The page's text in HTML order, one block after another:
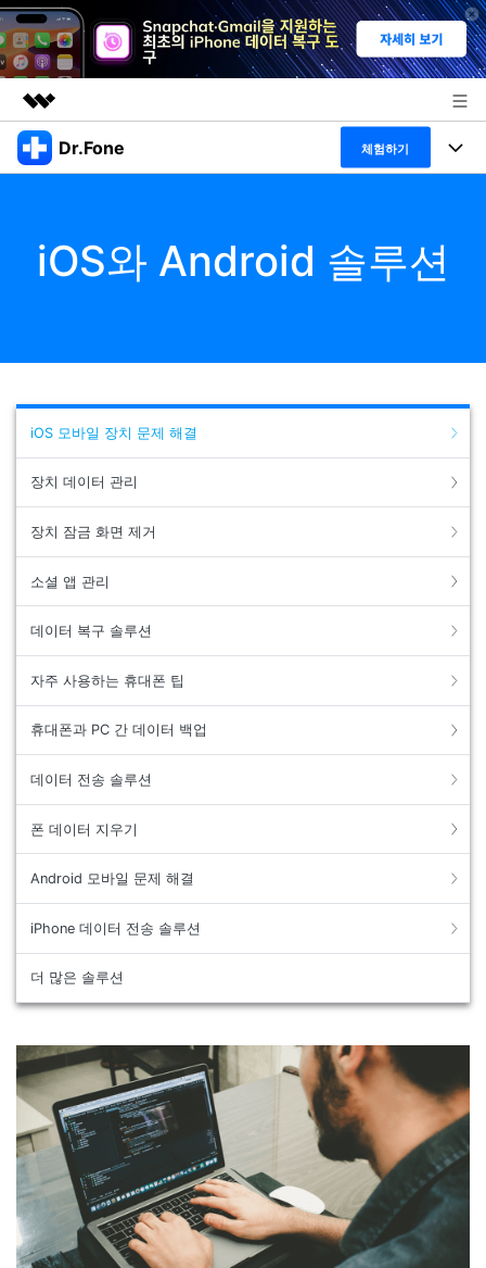
주요 제품
개요
솔루션
회사 소개
플랜 및 가격
Dr.Fone 체험하기
특징
프로그램
온라인
더 보기
닥터폰 하이라이트 살펴보기
사용 방법은 무엇입니까?
리소스
다운로드 센터
공식 설치 파일 및 최신 버전 업데이트를 제공
리소스 허브
3,000개 이상의 사용 가이드, 전문가 팁 및 최
신 모바일 소식을 확인하세요.
사용 가이드
고객 지원
🔓️온라인 잠금 해제
iOS26 다운그레이드
무료 다운로드
검색하기
iOS와 Android 솔루션
iOS 모바일 장치 문제 해결
장치 데이터 관리
장치 잠금 화면 제거
소셜 앱 관리
데이터 복구 솔루션
자주 사용하는 휴대폰 팁
휴대폰과 PC 간 데이터 백업
데이터 전송 솔루션
폰 데이터 지우기
Android 모바일 문제 해결
iPhone 데이터 전송 솔루션
더 많은 솔루션